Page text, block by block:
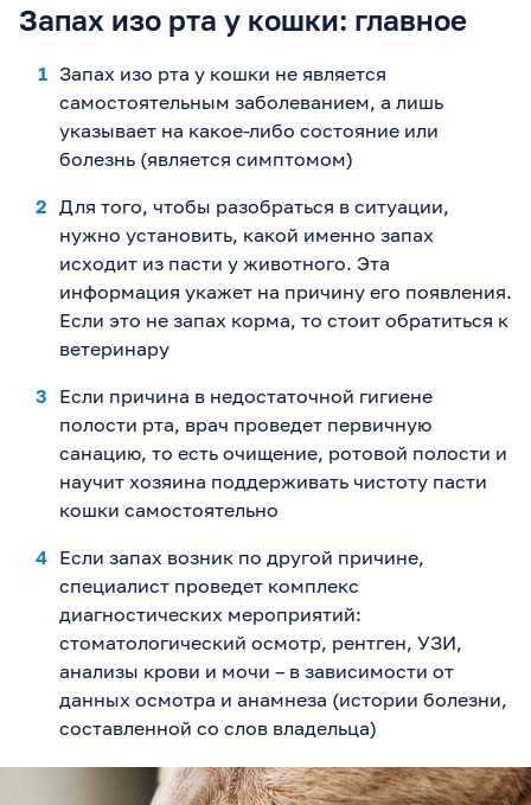
Запах изо рта у кошки: главное
Запах изо рта у кошки не является
самостоятельным заболеванием, а лишь
указывает на какое-либо состояние или
болезнь (является симптомом)
Для того, чтобы разобраться в ситуации,
нужно установить, какой именно запах
исходит из пасти у животного. Эта
информация укажет на причину его появления.
Если это не запах корма, то стоит обратиться к
ветеринару
Если причина в недостаточной гигиене
полости рта, врач проведет первичную
санацию, то есть очищение, ротовой полости и
научит хозяина поддерживать чистоту пасти
кошки самостоятельно
Если запах возник по другой причине,
специалист проведет комплекс
диагностических мероприятий:
стоматологический осмотр, рентген, УЗИ,
анализы крови и мочи – в зависимости от
данных осмотра и анамнеза (истории болезни,
составленной со слов владельца)